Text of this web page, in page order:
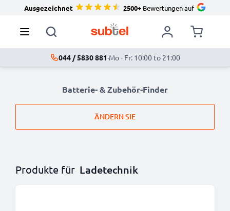
Ausgezeichnet 2500+Bewertungen auf
044 / 5830 881·Mo - Fr: 10:00 to 21:00
Batterie- & Zubehör-Finder
ÄNDERN SIE
Produkte für Ladetechnik